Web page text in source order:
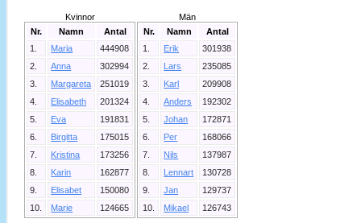
Kvinnor
Nr.
Namn
Antal
1.
Maria
444908
2.
Anna
302994
3.
Margareta
251019
4.
Elisabeth
201324
5.
Eva
191831
6.
Birgitta
175015
7.
Kristina
173256
8.
Karin
162877
9.
Elisabet
150080
10.
Marie 124665
Män
Nr.
Namn
Antal
1.
Erik
301938
2.
Lars
235085
3.
Karl
209908
4.
Anders
192302
5.
Johan
172871
6.
Per
168066
7.
Nils
137987
8.
Lennart
130728
9.
Jan
129737
10.
Mikael 126743